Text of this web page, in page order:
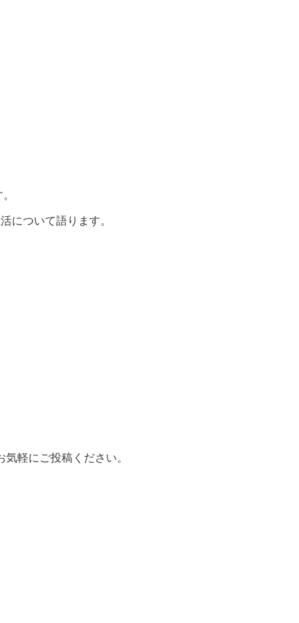
について語ります。
軽にご投稿ください。